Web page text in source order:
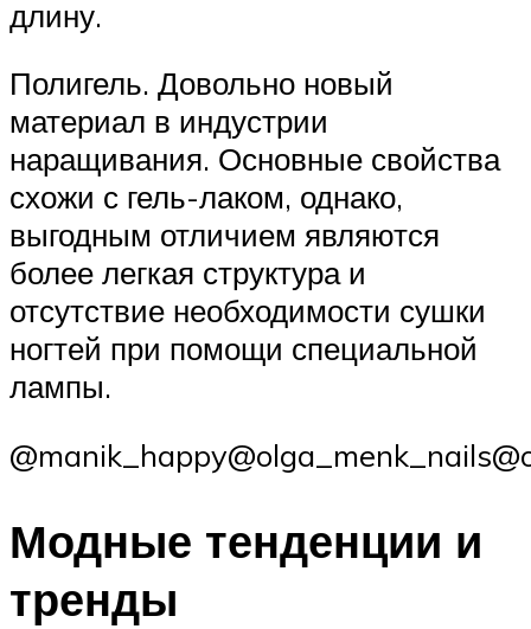
длину.
Полигель. Довольно новый
материал в индустрии
наращивания. Основные свойства
схожи с гель-лаком, однако,
выгодным отличием являются
более легкая структура и
отсутствие необходимости сушки
ногтей при помощи специальной
лампы.
Модные тенденции и
тренды